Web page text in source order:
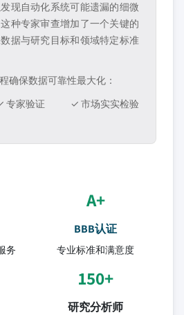
现自动化系统可能遗漏的细微
种专家审查增加了一个关键的
据与研究目标和领域特定标准
确保数据可靠性最大化：
专家验证 ✓ 市场实实检验
务
A+
BBB认证
专业标准和满意度
150+
研究分析师